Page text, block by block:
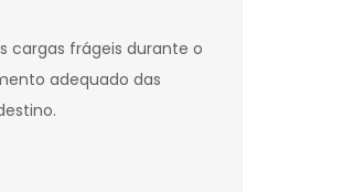
cargas frágeis durante o
adequado das